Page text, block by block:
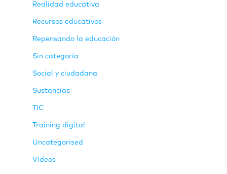
Realidad educativa
Recursos educativos
Repensando la educación
Sin categoría
Social y ciudadana
Sustancias
TIC
Training digital
Uncategorised
Vídeos